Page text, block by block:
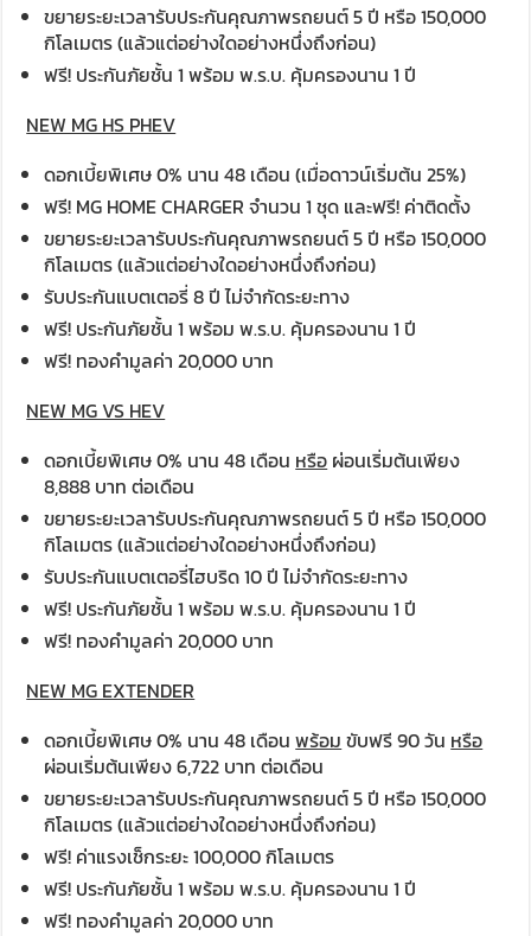
ขยายระยะเวลารับประกันคุณภาพรถยนต์ 5 ปี หรือ 150,000
กิโลเมตร (แล้วแต่อย่างใดอย่างหนึ่งถึงก่อน)
ฟรี! ประกันภัยชั้น 1 พร้อม พ.ร.บ. คุ้มครองนาน 1 ปี
NEW MG HS PHEV
ดอกเบี้ยพิเศษ 0% นาน 48 เดือน (เมื่อดาวน์เริ่มต้น 25%)
ฟรี! MG HOME CHARGER จำนวน 1 ชุด และฟรี! ค่าติดตั้ง
ขยายระยะเวลารับประกันคุณภาพรถยนต์ 5 ปี หรือ 150,000
กิโลเมตร (แล้วแต่อย่างใดอย่างหนึ่งถึงก่อน)
รับประกันแบตเตอรี่ 8 ปี ไม่จำกัดระยะทาง
ฟรี! ประกันภัยชั้น 1 พร้อม พ.ร.บ. คุ้มครองนาน 1 ปี
ฟรี! ทองคำมูลค่า 20,000 บาท
NEW MG VS HEV
ดอกเบี้ยพิเศษ 0% นาน 48 เดือน หรือ ผ่อนเริ่มต้นเพียง
8,888 บาท ต่อเดือน
ขยายระยะเวลารับประกันคุณภาพรถยนต์ 5 ปี หรือ 150,000
กิโลเมตร (แล้วแต่อย่างใดอย่างหนึ่งถึงก่อน)
รับประกันแบตเตอรี่ไฮบริด 10 ปี ไม่จำกัดระยะทาง
ฟรี! ประกันภัยชั้น 1 พร้อม พ.ร.บ. คุ้มครองนาน 1 ปี
ฟรี! ทองคำมูลค่า 20,000 บาท
NEW MG EXTENDER
ดอกเบี้ยพิเศษ 0% นาน 48 เดือนพร้อม ขับฟรี 90 วัน หรือ
ผ่อนเริ่มต้นเพียง 6,722 บาท ต่อเดือน
ขยายระยะเวลารับประกันคุณภาพรถยนต์ 5 ปี หรือ 150,000
กิโลเมตร (แล้วแต่อย่างใดอย่างหนึ่งถึงก่อน)
ฟรี! ค่าแรงเช็กระยะ 100,000 กิโลเมตร
ฟรี! ประกันภัยชั้น 1 พร้อม พ.ร.บ. คุ้มครองนาน 1 ปี
ฟรี! ทองคำมูลค่า 20,000 บาท